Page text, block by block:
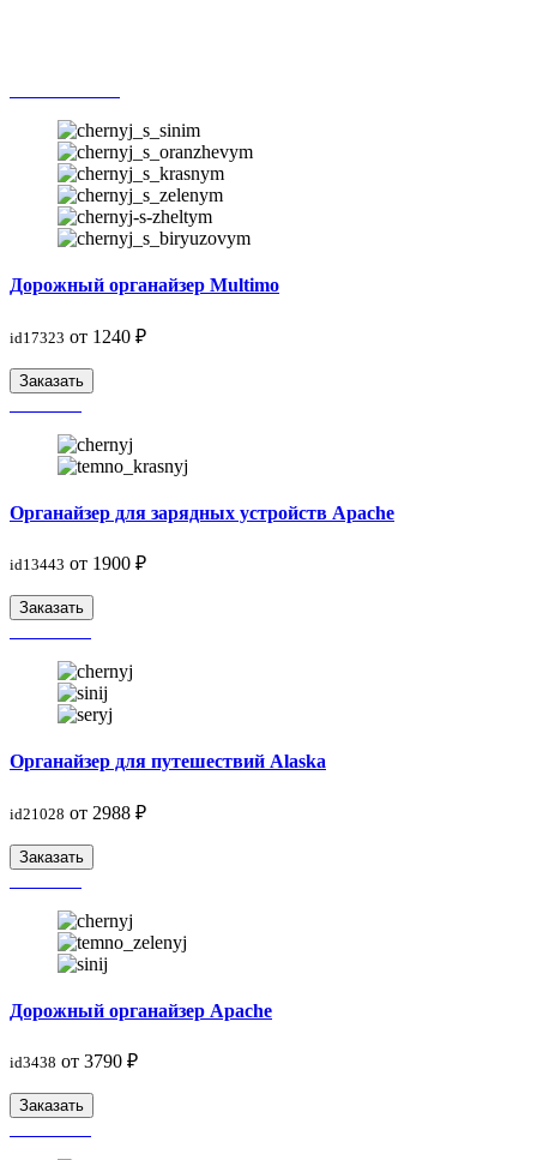
Дорожный органайзер Multimo
id17323 от 1240 ₽
Заказать
Органайзер для зарядных устройств Apache
id13443 от 1900 ₽
Заказать
Органайзер для путешествий Alaska
id21028 от 2988 ₽
Заказать
Дорожный органайзер Apache
id3438 от 3790 ₽
Заказать